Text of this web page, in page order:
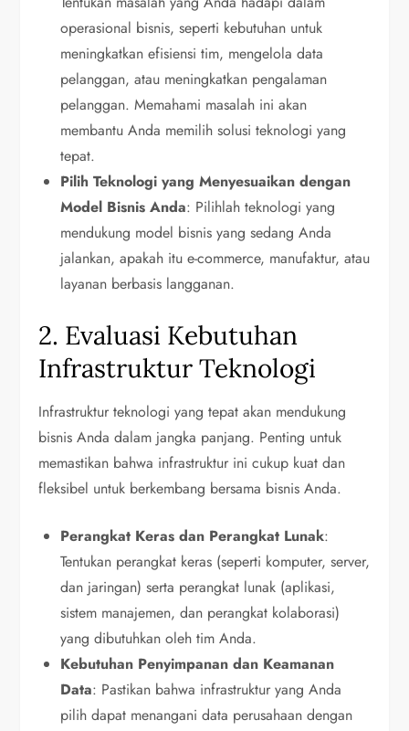
operasional bisnis, seperti kebutuhan untuk
meningkatkan efisiensi tim, mengelola data
pelanggan, atau meningkatkan pengalaman
pelanggan. Memahami masalah ini akan
membantu Anda memilih solusi teknologi yang
tepat.
Pilih Teknologi yang Menyesuaikan dengan
Model Bisnis Anda: Pilihlah teknologi yang
mendukung model bisnis yang sedang Anda
jalankan, apakah itu e-commerce, manufaktur, atau
layanan berbasis langganan.
2. Evaluasi Kebutuhan
Infrastruktur Teknologi
Infrastruktur teknologi yang tepat akan mendukung
bisnis Anda dalam jangka panjang. Penting untuk
memastikan bahwa infrastruktur ini cukup kuat dan
fleksibel untuk berkembang bersama bisnis Anda.
Perangkat Keras dan Perangkat Lunak:
Tentukan perangkat keras (seperti komputer, server,
dan jaringan) serta perangkat lunak (aplikasi,
sistem manajemen, dan perangkat kolaborasi)
yang dibutuhkan oleh tim Anda.
Kebutuhan Penyimpanan dan Keamanan
Data: Pastikan bahwa infrastruktur yang Anda
pilih dapat menangani data perusahaan dengan